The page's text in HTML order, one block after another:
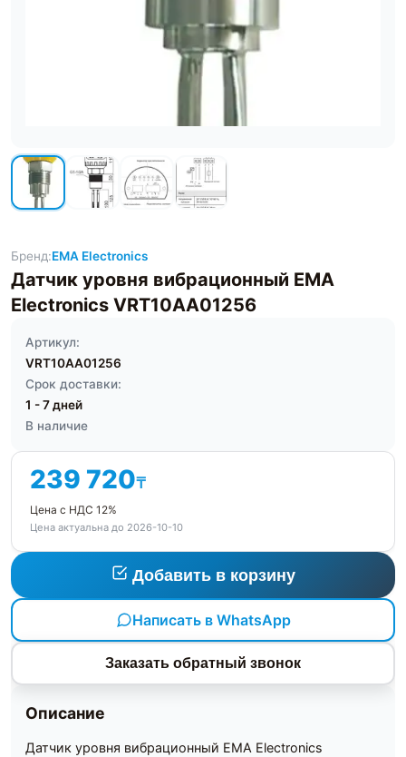
Бренд:EMA Electronics
Датчик уровня вибрационный EMA
Electronics VRT10AA01256
Артикул:
VRT10AA01256
Срок доставки:
1 - 7 дней
В наличие
239 720₸
Цена с НДС 12%
Цена актуальна до 2026-10-10
Добавить в корзину
Написать в WhatsApp
Заказать обратный звонок
Описание
Датчик уровня вибрационный EMA Electronics